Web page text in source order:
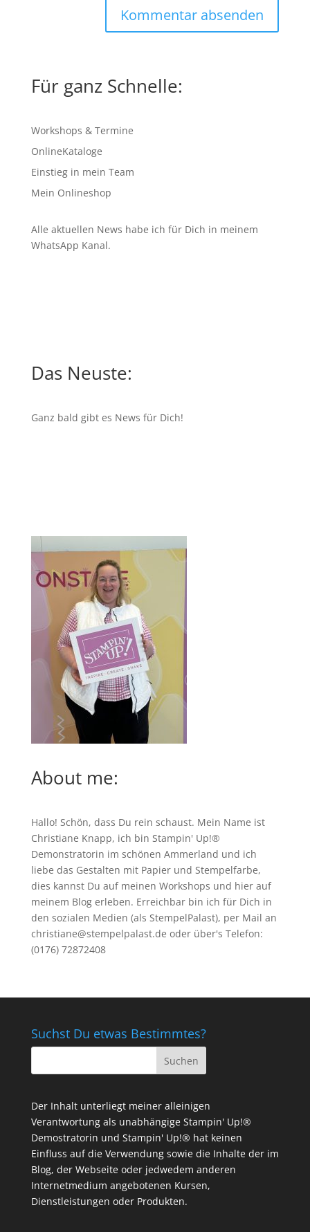
Für ganz Schnelle:
Workshops & Termine
OnlineKataloge
Einstieg in mein Team
Mein Onlineshop
Alle aktuellen News habe ich für Dich in meinem
WhatsApp Kanal.
Das Neuste:
Ganz bald gibt es News für Dich!
About me:
Hallo! Schön, dass Du rein schaust. Mein Name ist
Christiane Knapp, ich bin Stampin' Up!®
Demonstratorin im schönen Ammerland und ich
liebe das Gestalten mit Papier und Stempelfarbe,
dies kannst Du auf meinen Workshops und hier auf
meinem Blog erleben. Erreichbar bin ich für Dich in
den sozialen Medien (als StempelPalast), per Mail an
christiane@stempelpalast.de oder über's Telefon:
(0176) 72872408
Suchst Du etwas Bestimmtes?
Der Inhalt unterliegt meiner alleinigen
Verantwortung als unabhängige Stampin' Up!®
Demostratorin und Stampin' Up!® hat keinen
Einfluss auf die Verwendung sowie die Inhalte der im
Blog, der Webseite oder jedwedem anderen
Internetmedium angebotenen Kursen,
Dienstleistungen oder Produkten.